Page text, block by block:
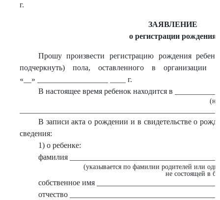
г.
ЗАЯВЛЕНИЕ
о регистрации рождения
Прошу произвести регистрацию рождения
подчеркнуть) пола, оставленного в организации
«__» __________________ ____ г.
В настоящее время ребенок находится в
В записи акта о рождении и в свидетельстве о
сведения:
1) о ребенке:
фамилия
(указывается по фамилии родителей или
не состоящей в
собственное имя
отчество